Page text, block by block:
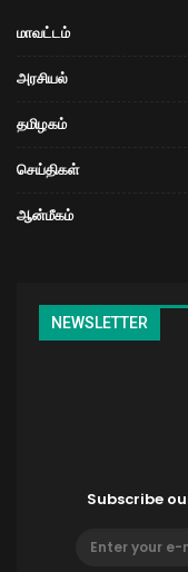
மாவட்டம்
அரசியல்
தமிழகம்
செய்திகள்
ஆன்மீகம்
NEWSLETTER
Subscribe